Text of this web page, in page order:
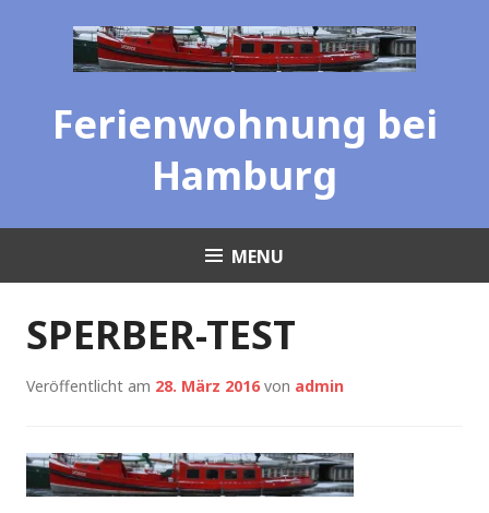
Ferienwohnung bei
Hamburg
MENU
SPERBER-TEST
Veröffentlicht am 28. März 2016 von admin